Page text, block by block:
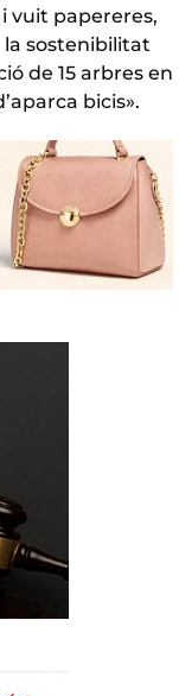
vuit papereres,
sostenibilitat
de 15 arbres en
bicis».